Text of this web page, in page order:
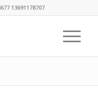
13691178707